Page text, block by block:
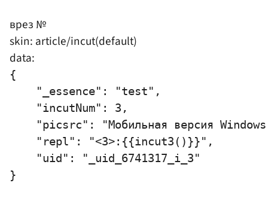
врез №
skin: article/incut(default)
data:
{
    "_essence": "test",
    "incutNum": 3,
"picsrc": "Мобильная версия
    "repl": "<3>:{{incut3()}}",
    "uid": "_uid_6741317_i_3"